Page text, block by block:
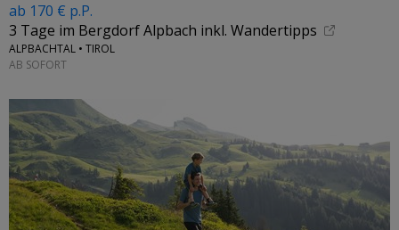
ab 170 € p.P.
3 Tage im Bergdorf Alpbach inkl. Wandertipps
ALPBACHTAL • TIROL
AB SOFORT
←